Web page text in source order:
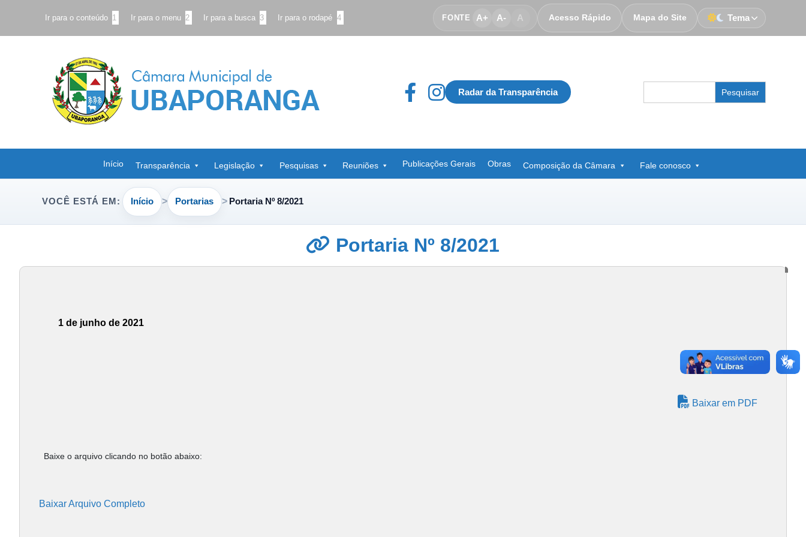
Ir para o conteúdo 1 Ir para o menu 2 Ir para a busca 3 Ir para o rodapé 4 FONTE A+ A- A Acesso Rápido Mapa do Site Tema
Radar da Transparência
for:
Início Transparência Legislação Pesquisas Reuniões Publicações Gerais Obras Composição da Câmara Fale conosco
VOCÊ ESTÁ EM: Início Portarias Portaria Nº 8/2021
Portaria Nº 8/2021
1 de junho de 2021
Baixar em PDF
Baixe o arquivo clicando no botão abaixo:
Baixar Arquivo Completo